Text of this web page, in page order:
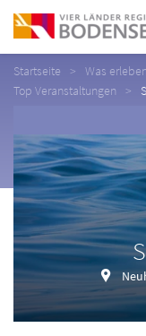
Startseite Was
Top Veranstaltungen